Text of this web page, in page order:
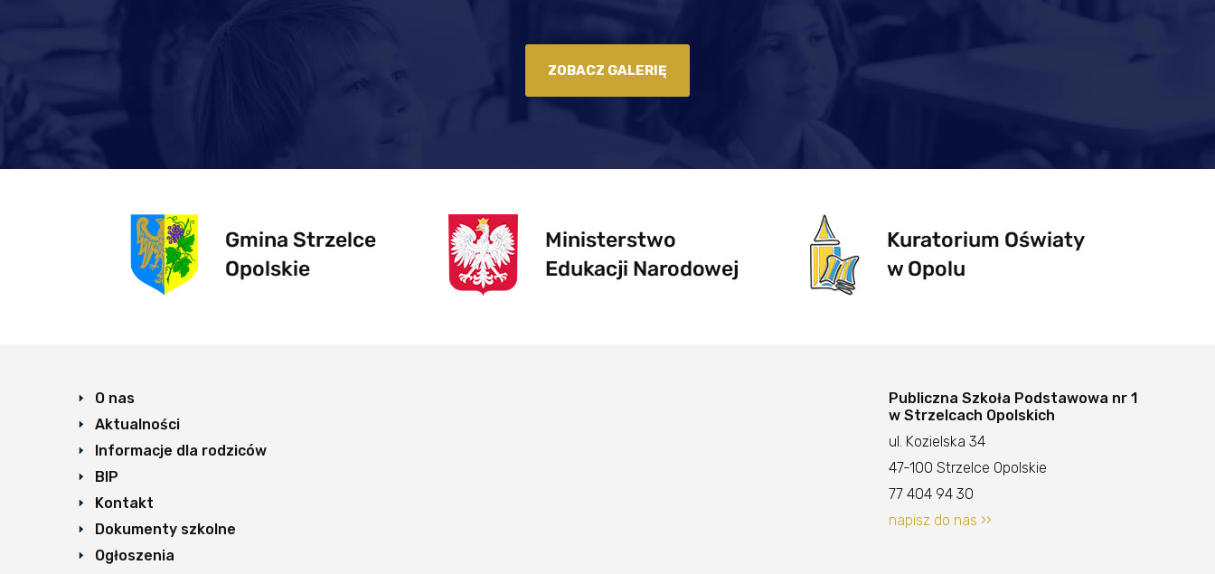
ZOBACZ GALERIĘ
O nas
Aktualności
Informacje dla rodziców
BIP
Kontakt
Dokumenty szkolne
Ogłoszenia
Publiczna Szkoła Podstawowa nr 1
w Strzelcach Opolskich
ul. Kozielska 34
47-100 Strzelce Opolskie
77 404 94 30
napisz do nas ››